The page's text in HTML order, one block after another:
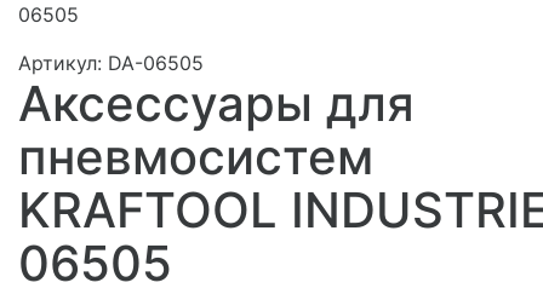
06505
Артикул: DA-06505
Аксессуары для
пневмосистем
KRAFTOOL
06505